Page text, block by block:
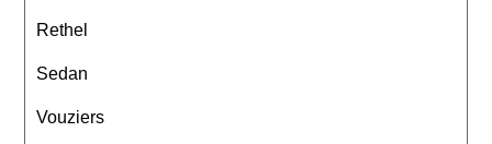
Rethel
Sedan
Vouziers